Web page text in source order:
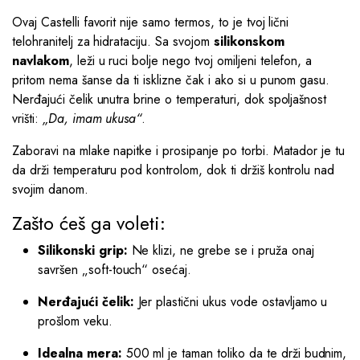
Ovaj Castelli favorit nije samo termos, to je tvoj lični
telohranitelj za hidrataciju. Sa svojom silikonskom
navlakom, leži u ruci bolje nego tvoj omiljeni telefon, a
pritom nema šanse da ti isklizne čak i ako si u punom gasu.
Nerđajući čelik unutra brine o temperaturi, dok spoljašnost
vrišti: „Da, imam ukusa“.
Zaboravi na mlake napitke i prosipanje po torbi. Matador je tu
da drži temperaturu pod kontrolom, dok ti držiš kontrolu nad
svojim danom.
Zašto ćeš ga voleti:
Silikonski grip: Ne klizi, ne grebe se i pruža onaj
savršen „soft-touch“ osećaj.
Nerđajući čelik: Jer plastični ukus vode ostavljamo u
prošlom veku.
Idealna mera: 500 ml je taman toliko da te drži budnim,